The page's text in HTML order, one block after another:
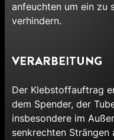
anfeuchten um ein zu
verhindern.
VERARBEITUNG
Der Klebstoffauftrag
dem Spender, der
insbesondere im
senkrechten